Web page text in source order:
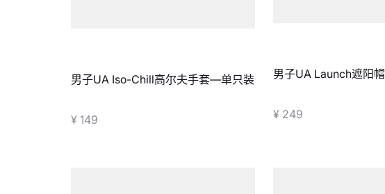
男子UA Iso-Chill高尔夫手套—单只装
¥ 149
男子UA Launch遮阳帽
¥ 249